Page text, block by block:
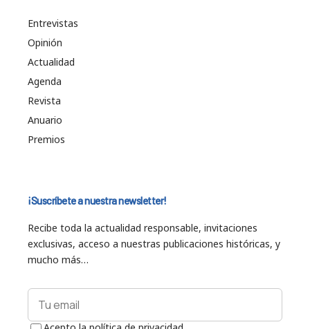
Entrevistas
Opinión
Actualidad
Agenda
Revista
Anuario
Premios
¡Suscríbete a nuestra newsletter!
Recibe toda la actualidad responsable, invitaciones
exclusivas, acceso a nuestras publicaciones históricas, y
mucho más…